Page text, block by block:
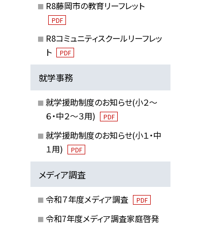
R8藤岡市の教育リーフレット
PDF
R8コミュニティスクールリーフレッ
ト
PDF
就学事務
就学援助制度のお知らせ(小２～
６・中２～３用)
PDF
就学援助制度のお知らせ(小１・中
１用)
PDF
メディア調査
令和７年度メディア調査 PDF
令和7年度メディア調査家庭啓発